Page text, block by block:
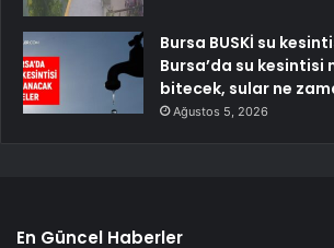
Bursa BUSKİ su
Bursa’da su kesintisi
bitecek, sular ne
Ağustos 5, 2026
En Güncel Haberler